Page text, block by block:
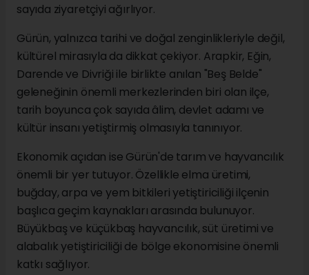
sayıda ziyaretçiyi ağırlıyor.
Gürün, yalnızca tarihi ve doğal zenginlikleriyle değil,
kültürel mirasıyla da dikkat çekiyor. Arapkir, Eğin,
Darende ve Divriği ile birlikte anılan "Beş Belde"
geleneğinin önemli merkezlerinden biri olan ilçe,
tarih boyunca çok sayıda âlim, devlet adamı ve
kültür insanı yetiştirmiş olmasıyla tanınıyor.
Ekonomik açıdan ise Gürün'de tarım ve hayvancılık
önemli bir yer tutuyor. Özellikle elma üretimi,
buğday, arpa ve yem bitkileri yetiştiriciliği ilçenin
başlıca geçim kaynakları arasında bulunuyor.
Büyükbaş ve küçükbaş hayvancılık, süt üretimi ve
alabalık yetiştiriciliği de bölge ekonomisine önemli
katkı sağlıyor.